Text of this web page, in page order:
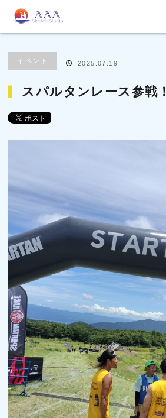
ブログ
イベント 2025.07.19
スパルタンレース参戦！